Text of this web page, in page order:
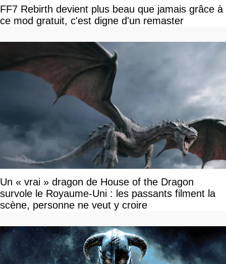
FF7 Rebirth devient plus beau que jamais grâce à
ce mod gratuit, c'est digne d'un remaster
Un « vrai » dragon de House of the Dragon
survole le Royaume-Uni : les passants filment la
scène, personne ne veut y croire